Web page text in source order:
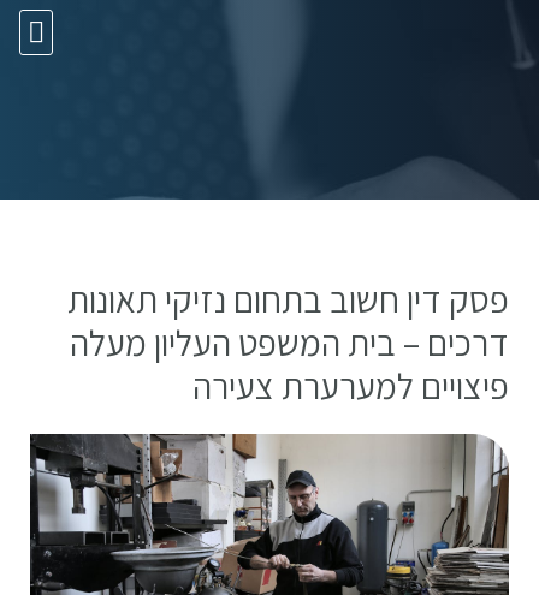
פסק דין חשוב בתחום נזיקי תאונות
דרכים – בית המשפט העליון מעלה
פיצויים למערערת צעירה